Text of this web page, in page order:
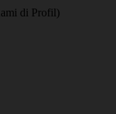
di Profil)